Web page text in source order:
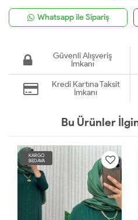
Whatsapp ile Sipariş
Güvenli Alışveriş
İmkanı
Kredi Kartına Taksit
İmkanı
Bu Ürünler
KARGO
BEDAVA